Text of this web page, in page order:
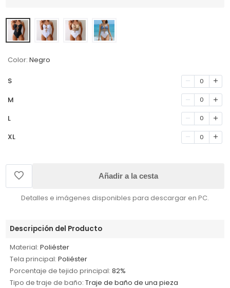
Color: Negro
S 0
M 0
L 0
XL 0
Añadir a la cesta
Detalles e imágenes disponibles para descargar en PC.
Descripción del Producto
Material: Poliéster
Tela principal: Poliéster
Porcentaje de tejido principal: 82%
Tipo de traje de baño: Traje de baño de una pieza